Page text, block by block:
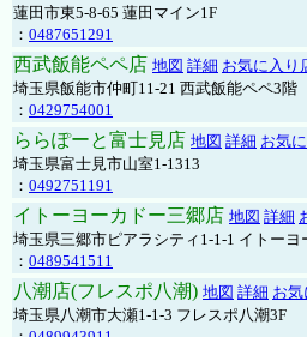
蓮田市東5-8-65 蓮田マイン1F
： 0487651291
西武飯能ペペ店 地図 詳細 お気に入り
埼玉県飯能市仲町11-21 西武飯能ペペ3階
： 0429754001
ららぽーと富士見店 地図 詳細 お気
埼玉県富士見市山室1-1313
： 0492751191
イトーヨーカドー三郷店 地図 詳細
埼玉県三郷市ピアラシティ1-1-1 イトー
： 0489541511
八潮店(フレスポ八潮) 地図 詳細 お
埼玉県八潮市大瀬1-1-3 フレスポ八潮3F